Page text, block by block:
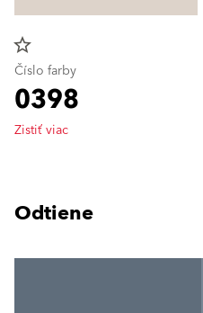
star_border
Číslo farby
0398
Zistiť viac
Odtiene